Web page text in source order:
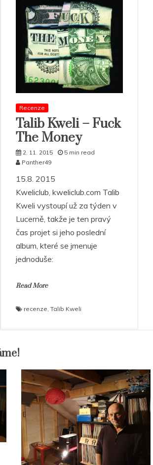
Recenze
Talib Kweli – Fuck
The Money
2. 11. 2015
5 min read
Panther49
15.8. 2015
Kweliclub, kweliclub.com Talib
Kweli vystoupí už za týden v
Lucerně, takže je ten pravý
čas projet si jeho poslední
album, které se jmenuje
jednoduše:
Read More
recenze, Talib Kweli